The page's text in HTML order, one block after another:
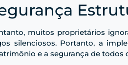
muitos proprietários
silenciosos. Portanto, a
e a segurança de todos